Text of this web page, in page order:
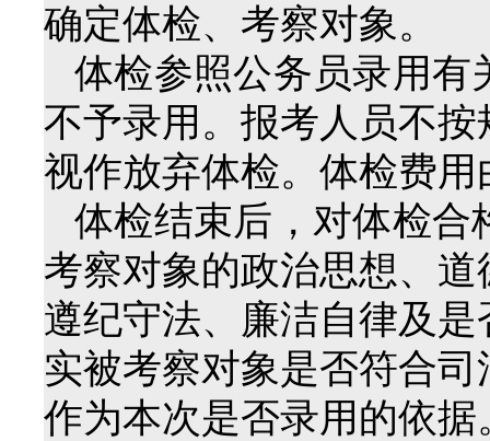
确定体检、考察对象。
体检参照公务员录用有
不予录用。报考人员不
视作放弃体检。体检费
体检结束后，对体检合
考察对象的政治思想、
遵纪守法、廉洁自律及
实被考察对象是否符合
作为本次是否录用的依据